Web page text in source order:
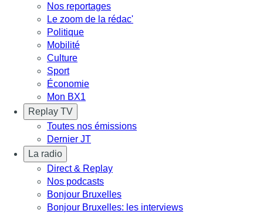
Nos reportages
Le zoom de la rédac'
Politique
Mobilité
Culture
Sport
Économie
Mon BX1
Replay TV
Toutes nos émissions
Dernier JT
La radio
Direct & Replay
Nos podcasts
Bonjour Bruxelles
Bonjour Bruxelles: les interviews